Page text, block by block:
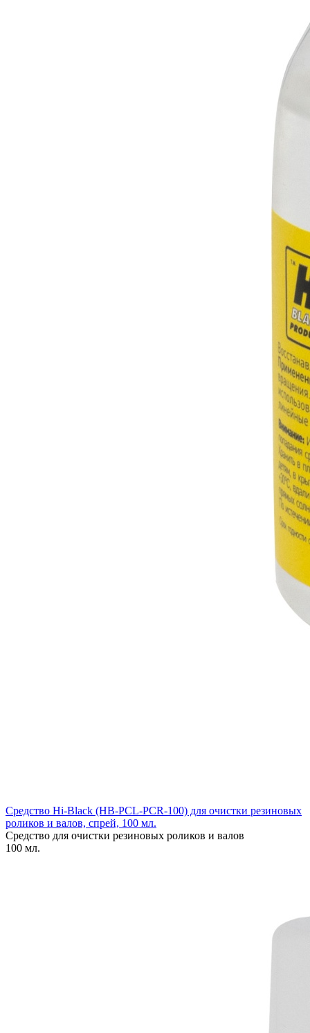
Средство Hi-Black (HB-PCL-PCR-100) для очистки резиновых
роликов и валов, спрей, 100 мл.
Средство для очистки резиновых роликов и валов
100 мл.